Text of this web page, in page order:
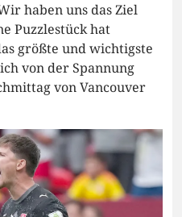
haben uns das Ziel
Puzzlestück hat
größte und wichtigste
von der Spannung
von Vancouver